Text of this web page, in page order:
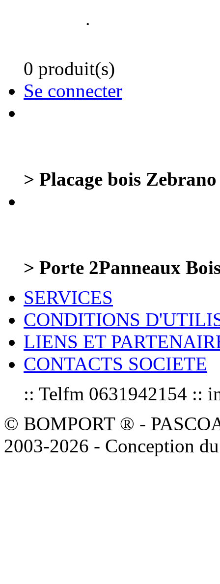
.
0 produit(s)
Se connecter
> Placage bois
> Porte 2Panneaux
SERVICES
CONDITIONS
LIENS ET
CONTACTS SOCIETE
:: Telfm 0631942154 ::
© BOMPORT ® -
2003-2026 - Conception